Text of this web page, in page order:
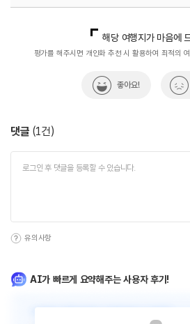
해당 여행지가 마음에
평가를 해주시면 개인화 추천 시 활용하여 최적의
좋아요!
댓글 (1건)
유의사항
AI가 빠르게 요약해주는 사용자 후기!